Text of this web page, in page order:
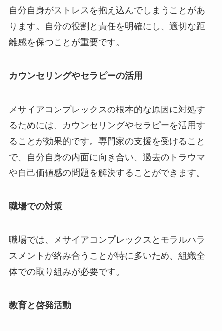
自分自身がストレスを抱え込んでしまうことがあ
ります。自分の役割と責任を明確にし、適切な距
離感を保つことが重要です。
カウンセリングやセラピーの活用
メサイアコンプレックスの根本的な原因に対処す
るためには、カウンセリングやセラピーを活用す
ることが効果的です。専門家の支援を受けること
で、自分自身の内面に向き合い、過去のトラウマ
や自己価値感の問題を解決することができます。
職場での対策
職場では、メサイアコンプレックスとモラルハラ
スメントが絡み合うことが特に多いため、組織全
体での取り組みが必要です。
教育と啓発活動